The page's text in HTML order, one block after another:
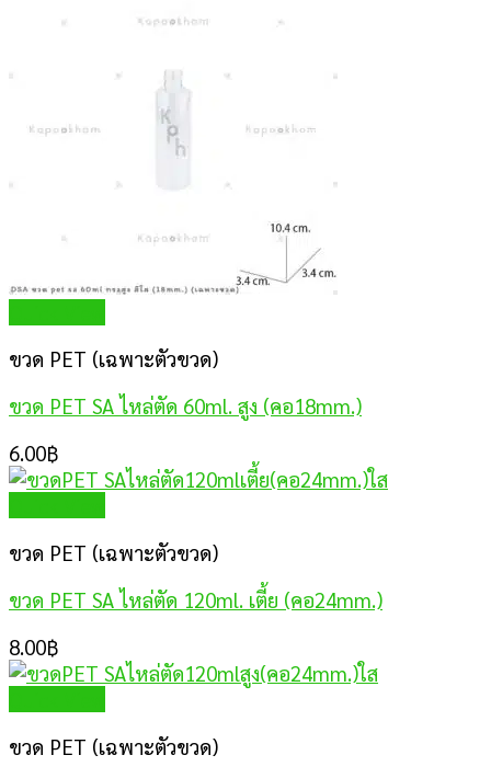
ขวด PET (เฉพาะตัวขวด)
ขวด PET SA ไหล่ตัด 60ml. สูง (คอ18mm.)
6.00฿
ขวด PET (เฉพาะตัวขวด)
ขวด PET SA ไหล่ตัด 120ml. เตี้ย (คอ24mm.)
8.00฿
ขวด PET (เฉพาะตัวขวด)